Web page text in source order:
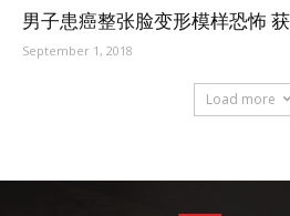
男子患癌整张脸变形模样恐怖
September 1, 2018
Load more